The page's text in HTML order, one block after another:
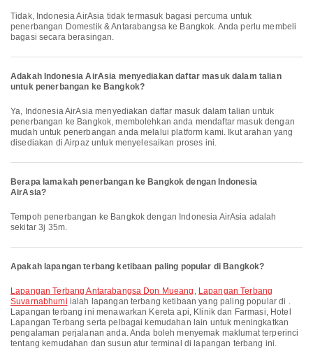
Tidak, Indonesia AirAsia tidak termasuk bagasi percuma untuk
penerbangan Domestik & Antarabangsa ke Bangkok. Anda perlu membeli
bagasi secara berasingan.
Adakah Indonesia AirAsia menyediakan daftar masuk dalam talian
untuk penerbangan ke Bangkok?
Ya, Indonesia AirAsia menyediakan daftar masuk dalam talian untuk
penerbangan ke Bangkok, membolehkan anda mendaftar masuk dengan
mudah untuk penerbangan anda melalui platform kami. Ikut arahan yang
disediakan di Airpaz untuk menyelesaikan proses ini.
Berapa lamakah penerbangan ke Bangkok dengan Indonesia
AirAsia?
Tempoh penerbangan ke Bangkok dengan Indonesia AirAsia adalah
sekitar 3j 35m.
Apakah lapangan terbang ketibaan paling popular di Bangkok?
Lapangan Terbang Antarabangsa Don Mueang , Lapangan Terbang
Suvarnabhumi ialah lapangan terbang ketibaan yang paling popular di .
Lapangan terbang ini menawarkan Kereta api, Klinik dan Farmasi, Hotel
Lapangan Terbang serta pelbagai kemudahan lain untuk meningkatkan
pengalaman perjalanan anda. Anda boleh menyemak maklumat terperinci
tentang kemudahan dan susun atur terminal di lapangan terbang ini.